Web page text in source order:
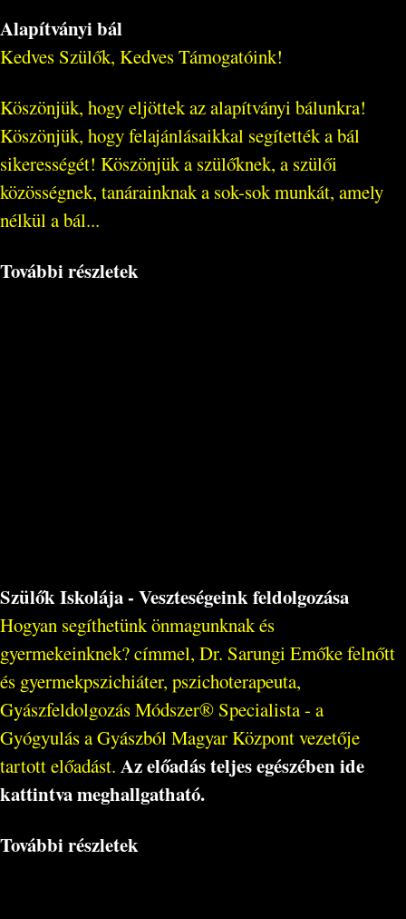
Alapítványi bál
Kedves Szülők, Kedves Támogatóink!
Köszönjük, hogy eljöttek az alapítványi bálunkra!
Köszönjük, hogy felajánlásaikkal segítették a bál
sikerességét! Köszönjük a szülőknek, a szülői
közösségnek, tanárainknak a sok-sok munkát, amely
nélkül a bál...
További részletek
Szülők Iskolája - Veszteségeink feldolgozása
Hogyan segíthetünk önmagunknak és
gyermekeinknek? címmel, Dr. Sarungi Emőke felnőtt
és gyermekpszichiáter, pszichoterapeuta,
Gyászfeldolgozás Módszer® Specialista - a
Gyógyulás a Gyászból Magyar Központ vezetője
tartott előadást. Az előadás teljes egészében ide
kattintva meghallgatható.
További részletek